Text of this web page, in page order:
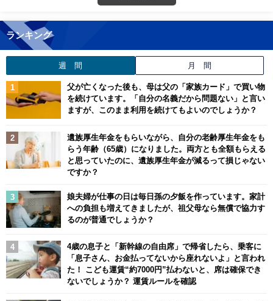
ランキング
週 間 月 間
父が亡くなった後も、母は父の「家族カード」で買い物
を続けています。「自分の名義だから問題ない」と言い
ますが、このまま利用を続けてもよいのでしょうか？
遺族厚生年金をもらいながら、自分の老齢厚生年金をも
らう年齢（65歳）になりました。両方とも全額もらえる
と思っていたのに、遺族厚生年金が減るって損じゃない
ですか？
娘夫婦が仕事の日は毎日孫の夕飯を作っています。家計
への負担も増えてきましたが、祖父母なら無償で協力す
るのが普通でしょうか？
4歳の息子と「新幹線の自由席」で帰省したら、乗客に
「息子さん、お金払ってないから座れないよ」と言われ
た！ こども運賃“約7000円”払わないと、席は確保でき
ないでしょうか？ 運賃ルールを確認